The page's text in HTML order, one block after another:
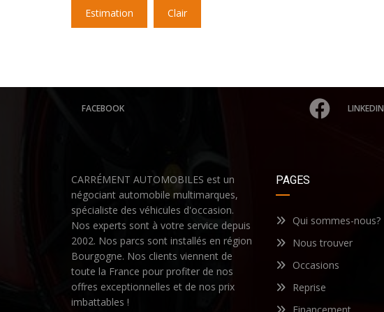
Estimation Clair
FACEBOOK LINKEDIN
CARRÉMENT AUTOMOBILES est un
négociant automobile multimarques,
spécialiste des véhicules d'occasion.
Nos experts sont à votre service depuis
2002. Nos parcs sont installés en région
Bourgogne. Nos clients viennent de
toute la France pour profiter de nos
offres exceptionnelles et de nos prix
imbattables !
PAGES
Qui sommes-nous?
Nous trouver
Occasions
Reprise